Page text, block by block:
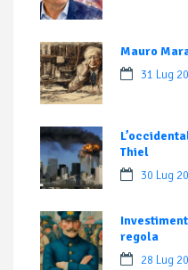
Mauro
31 Lug
Thiel
30 Lug
regola
28 Lug